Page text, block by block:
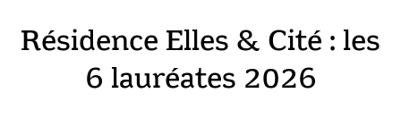
Résidence Elles & Cité : les
6 lauréates 2026